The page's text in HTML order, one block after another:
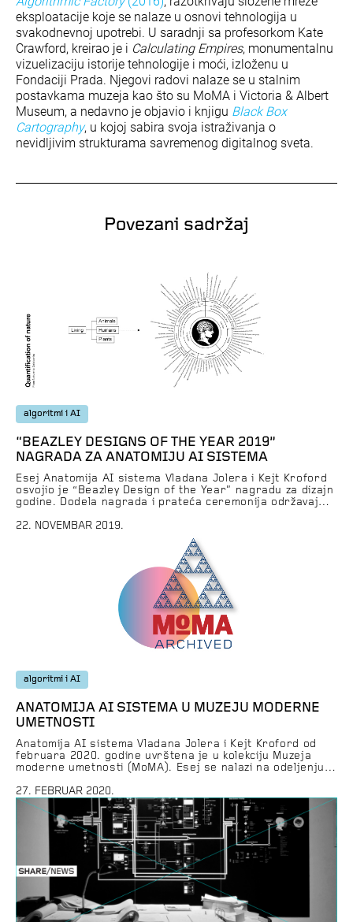
eksploatacije koje se nalaze u osnovi tehnologija u
svakodnevnoj upotrebi. U saradnji sa profesorkom Kate
Crawford, kreirao je i Calculating Empires, monumentalnu
vizuelizaciju istorije tehnologije i moći, izloženu u
Fondaciji Prada. Njegovi radovi nalaze se u stalnim
postavkama muzeja kao što su MoMA i Victoria & Albert
Museum, a nedavno je objavio i knjigu Black Box
Cartography, u kojoj sabira svoja istraživanja o
nevidljivim strukturama savremenog digitalnog sveta.
Povezani sadržaj
algoritmi i AI
“BEAZLEY DESIGNS OF THE YEAR 2019”
NAGRADA ZA ANATOMIJU AI SISTEMA
Esej Anatomija AI sistema Vladana Jolera i Kejt Kroford
osvojio je “Beazley Design of the Year” nagradu za dizajn
godine. Dodela nagrada i prateća ceremonija održavaju
cilj da predstave originalne i inovativne dizajne u
različitim oblastima. Izabrano je još pobednika iz šest
kategorija: proizvodi, transport, grafika, moda, digitalna
22. NOVEMBAR 2019.
algoritmi i AI
ANATOMIJA AI SISTEMA U MUZEJU MODERNE
UMETNOSTI
Anatomija AI sistema Vladana Jolera i Kejt Kroford od
februara 2020. godine uvrštena je u kolekciju Muzeja
moderne umetnosti (MoMA). Esej se nalazi na odeljenju
od najvećih i najuticajnijih muzeja moderne umetnosti u
svetu. U njemu se nalaze radovi iz arhitekture i dizajna,
crteži, slike, skulpture, fotografije, grafike, ilustrovane
knjige […]
27. FEBRUAR 2020.